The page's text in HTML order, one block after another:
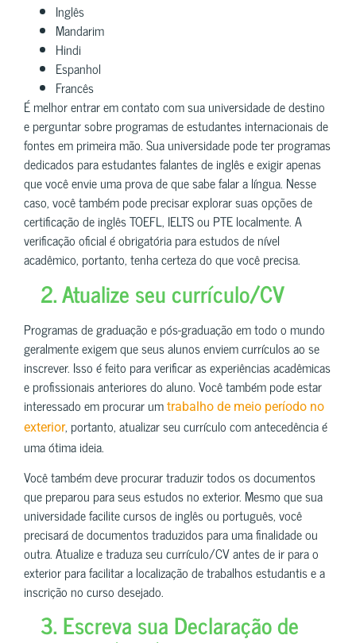
Inglês
Mandarim
Hindi
Espanhol
Francês
É melhor entrar em contato com sua universidade de destino
e perguntar sobre programas de estudantes internacionais de
fontes em primeira mão. Sua universidade pode ter programas
dedicados para estudantes falantes de inglês e exigir apenas
que você envie uma prova de que sabe falar a língua. Nesse
caso, você também pode precisar explorar suas opções de
certificação de inglês TOEFL, IELTS ou PTE localmente. A
verificação oficial é obrigatória para estudos de nível
acadêmico, portanto, tenha certeza do que você precisa.
2. Atualize seu currículo/CV
Programas de graduação e pós-graduação em todo o mundo
geralmente exigem que seus alunos enviem currículos ao se
inscrever. Isso é feito para verificar as experiências acadêmicas
e profissionais anteriores do aluno. Você também pode estar
interessado em procurar um trabalho de meio período no
exterior, portanto, atualizar seu currículo com antecedência é
uma ótima ideia.
Você também deve procurar traduzir todos os documentos
que preparou para seus estudos no exterior. Mesmo que sua
universidade facilite cursos de inglês ou português, você
precisará de documentos traduzidos para uma finalidade ou
outra. Atualize e traduza seu currículo/CV antes de ir para o
exterior para facilitar a localização de trabalhos estudantis e a
inscrição no curso desejado.
3. Escreva sua Declaração de